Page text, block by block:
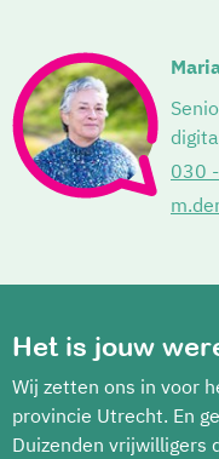
030
Het is jouw
Wij zetten ons in voor
provincie Utrecht. En
Duizenden vrijwilligers